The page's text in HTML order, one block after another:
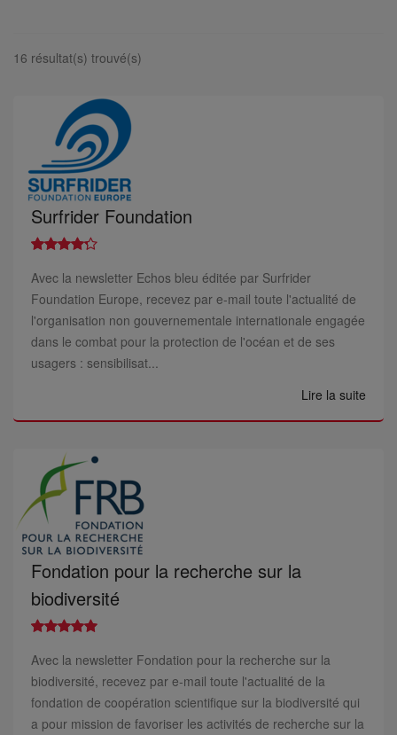
16 résultat(s) trouvé(s)
Surfrider Foundation
Avec la newsletter Echos bleu éditée par Surfrider
Foundation Europe, recevez par e-mail toute l'actualité de
l'organisation non gouvernementale internationale engagée
dans le combat pour la protection de l'océan et de ses
usagers : sensibilisat...
Lire la suite
Fondation pour la recherche sur la
biodiversité
Avec la newsletter Fondation pour la recherche sur la
biodiversité, recevez par e-mail toute l'actualité de la
fondation de coopération scientifique sur la biodiversité qui
a pour mission de favoriser les activités de recherche sur la